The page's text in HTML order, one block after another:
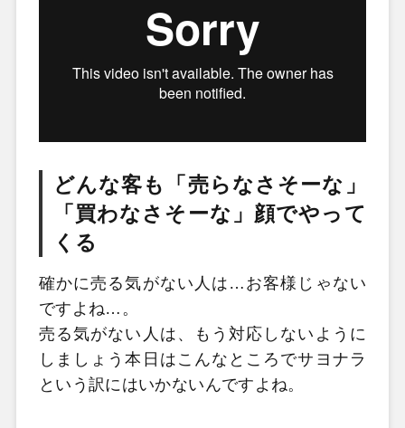
どんな客も「売らなさそーな」
「買わなさそーな」顔でやって
くる
確かに売る気がない人は…お客様じゃない
ですよね…。
売る気がない人は、もう対応しないように
しましょう本日はこんなところでサヨナラ
という訳にはいかないんですよね。